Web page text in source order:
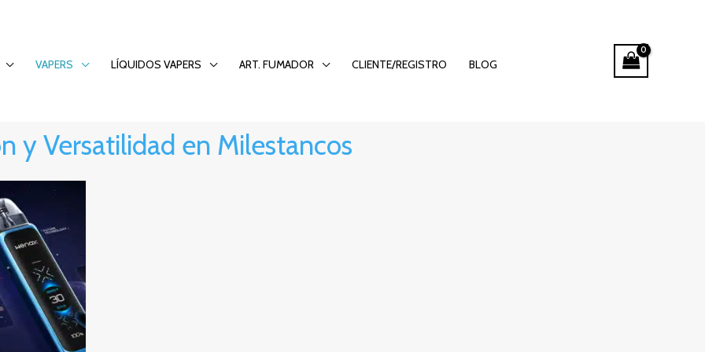
VAPERS LÍQUIDOS VAPERS ART. FUMADOR CLIENTE/REGISTRO BLOG
y Versatilidad en Milestancos